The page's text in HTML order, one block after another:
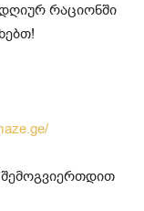
რაციონში
შემოგვიერთდით